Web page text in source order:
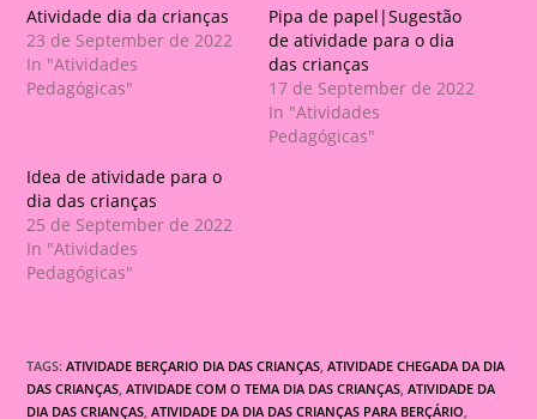
Atividade dia da crianças
23 de September de 2022
In "Atividades
Pedagógicas"
Pipa de papel|Sugestão
de atividade para o dia
das crianças
17 de September de 2022
In "Atividades
Pedagógicas"
Idea de atividade para o
dia das crianças
25 de September de 2022
In "Atividades
Pedagógicas"
TAGS:ATIVIDADE BERÇARIO DIA DAS CRIANÇAS, ATIVIDADE CHEGADA DA DIA
DAS CRIANÇAS, ATIVIDADE COM O TEMA DIA DAS CRIANÇAS, ATIVIDADE DA
DIA DAS CRIANÇAS, ATIVIDADE DA DIA DAS CRIANÇAS PARA BERÇÁRIO,